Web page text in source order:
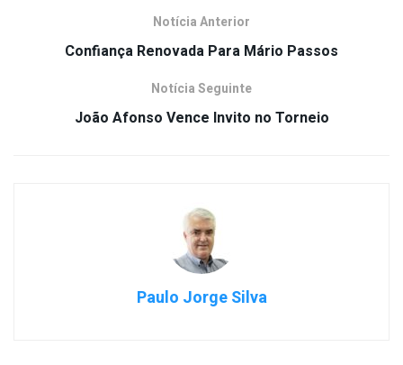
Notícia Anterior
Confiança Renovada Para Mário Passos
Notícia Seguinte
João Afonso Vence Invito no Torneio
Paulo Jorge Silva